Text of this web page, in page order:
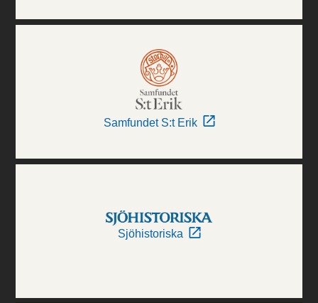
Samfundet S:t Erik
Sjöhistoriska